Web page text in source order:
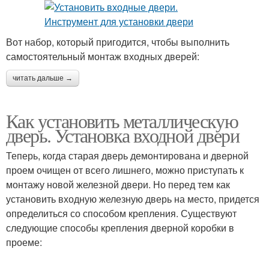
Вот набор, который пригодится, чтобы выполнить
самостоятельный монтаж входных дверей:
читать дальше →
Как установить металлическую
дверь. Установка входной двери
Теперь, когда старая дверь демонтирована и дверной
проем очищен от всего лишнего, можно приступать к
монтажу новой железной двери. Но перед тем как
установить входную железную дверь на место, придется
определиться со способом крепления. Существуют
следующие способы крепления дверной коробки в
проеме: